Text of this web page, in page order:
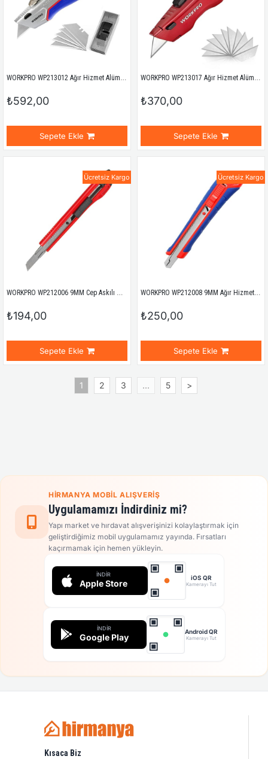
WORKPRO WP213012 Ağır Hizmet Alüminyum Gövde Geri Çekilebilir Rötuş Maket Bıçağı + 4 Adet Yedek Bıçak
₺592,00
Sepete Ekle
WORKPRO WP213017 Ağır Hizmet Alüminyum Gövde Geri Çekilebilir Rötuş Maket Bıçağı + 3 Adet Yedek Bıçak
₺370,00
Sepete Ekle
WORKPRO WP212006 9MM Cep Askılı Maket Bıçağı
₺194,00
Sepete Ekle
Ücretsiz Kargo
WORKPRO WP212008 9MM Ağır Hizmet Paslanmaz Çelik Kasa Maket Bıçağı
₺250,00
Sepete Ekle
Ücretsiz Kargo
1 2 3 ... 5 >
HIRMANYA MOBIL ALIŞVERIŞ
Uygulamamızı İndirdiniz mi?
Yapı market ve hırdavat alışverişinizi kolaylaştırmak için
geliştirdiğimiz mobil uygulamamız yayında. Fırsatları
kaçırmamak için hemen yükleyin.
İNDIR
Apple Store
iOS QR
Kamerayı Tut
İNDIR
Google Play
Android QR
Kamerayı Tut
Kısaca Biz